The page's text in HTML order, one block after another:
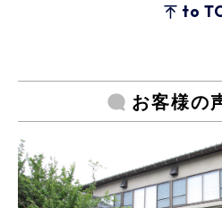
to
お客様の